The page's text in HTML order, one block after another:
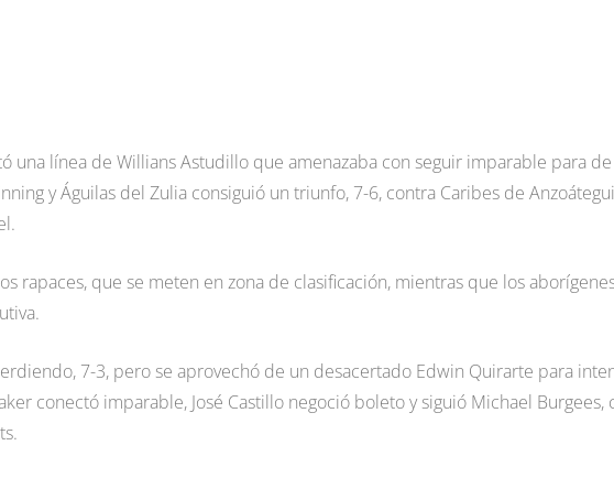
una línea de Willians Astudillo que amenazaba con seguir imparable para de
y Águilas del Zulia consiguió un triunfo, 7-6, contra Caribes de
rapaces, que se meten en zona de clasificación, mientras que los
7-3, pero se aprovechó de un desacertado Edwin Quirarte para
conectó imparable, José Castillo negoció boleto y siguió Michael Burgees,